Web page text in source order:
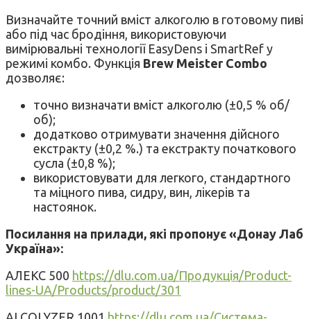
Визначайте точний вміст алкоголю в готовому пиві
або під час бродіння, використовуючи
вимірювальні технології EasyDens і SmartRef у
режимі комбо. Функція Brew Meister Combo
дозволяє:
точно визначати вміст алкоголю (±0,5 % об/
об);
додатково отримувати значення дійсного
екстракту (±0,2 %.) та екстракту початкового
сусла (±0,8 %);
використовувати для легкого, стандартного
та міцного пива, сидру, вин, лікерів та
настоянок.
Посилання на прилади, які пропонує «Донау Лаб
Україна»:
АЛЕКС 500 https://dlu.com.ua/Продукція/Product-
lines-UA/Products/product/301